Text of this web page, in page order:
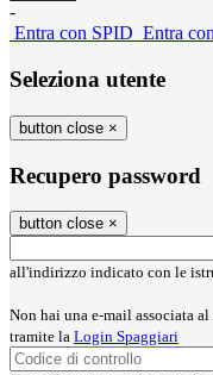
-
Entra con SPID Entra
Seleziona utente
button close ×
Recupero password
button close ×
all'indirizzo indicato con le
Non hai una e-mail associata
tramite la Login Spaggiari